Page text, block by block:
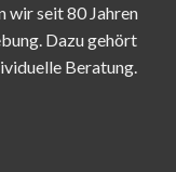
wir seit 80 Jahren
Dazu gehört
Beratung.